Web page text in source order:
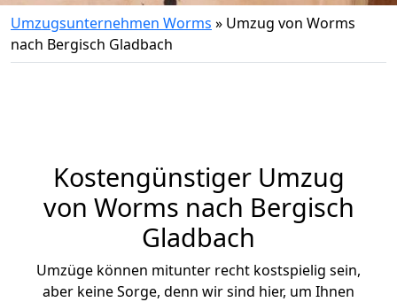
Umzugsunternehmen Worms » Umzug von Worms
nach Bergisch Gladbach
Kostengünstiger Umzug
von Worms nach Bergisch
Gladbach
Umzüge können mitunter recht kostspielig sein,
aber keine Sorge, denn wir sind hier, um Ihnen